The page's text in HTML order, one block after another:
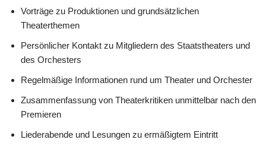
Vorträge zu Produktionen und grundsätzlichen
Theaterthemen
Persönlicher Kontakt zu Mitgliedern des Staatstheaters und
des Orchesters
Regelmäßige Informationen rund um Theater und Orchester
Zusammenfassung von Theaterkritiken unmittelbar nach den
Premieren
Liederabende und Lesungen zu ermäßigtem Eintritt